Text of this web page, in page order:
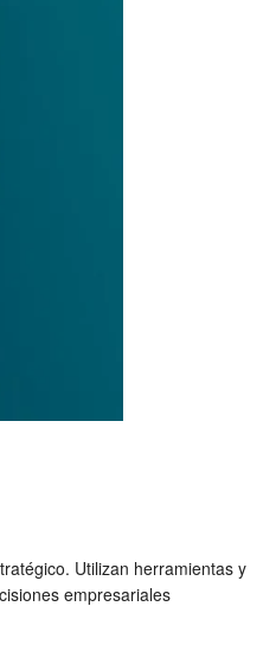
Utilizan herramientas y
empresariales